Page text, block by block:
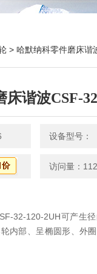
> 哈默纳科零件磨床谐波
床谐波CSF-
设备型号：
访问量：
32-120-2UH可产生
内部、呈椭圆形、外